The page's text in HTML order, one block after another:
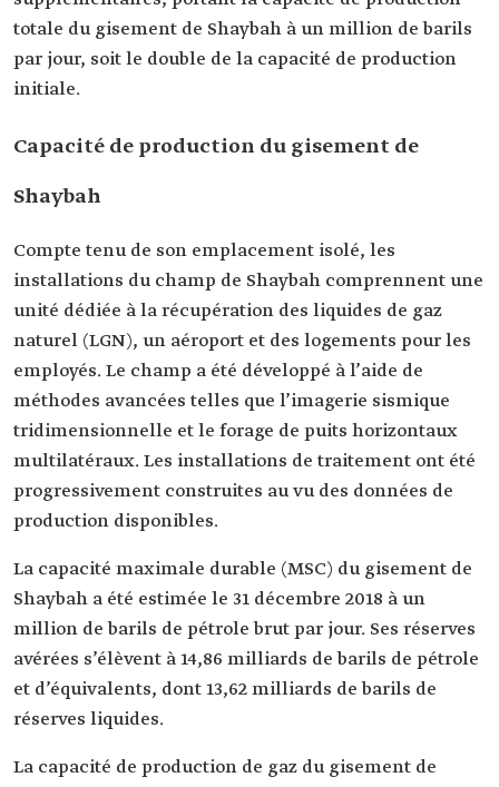
totale du gisement de Shaybah à un million de barils
par jour, soit le double de la capacité de production
initiale.
Capacité de production du gisement de
Shaybah
Compte tenu de son emplacement isolé, les
installations du champ de Shaybah comprennent une
unité dédiée à la récupération des liquides de gaz
naturel (LGN), un aéroport et des logements pour les
employés. Le champ a été développé à l’aide de
méthodes avancées telles que l’imagerie sismique
tridimensionnelle et le forage de puits horizontaux
multilatéraux. Les installations de traitement ont été
progressivement construites au vu des données de
production disponibles.
La capacité maximale durable (MSC) du gisement de
Shaybah a été estimée le 31 décembre 2018 à un
million de barils de pétrole brut par jour. Ses réserves
avérées s’élèvent à 14,86 milliards de barils de pétrole
et d’équivalents, dont 13,62 milliards de barils de
réserves liquides.
La capacité de production de gaz du gisement de